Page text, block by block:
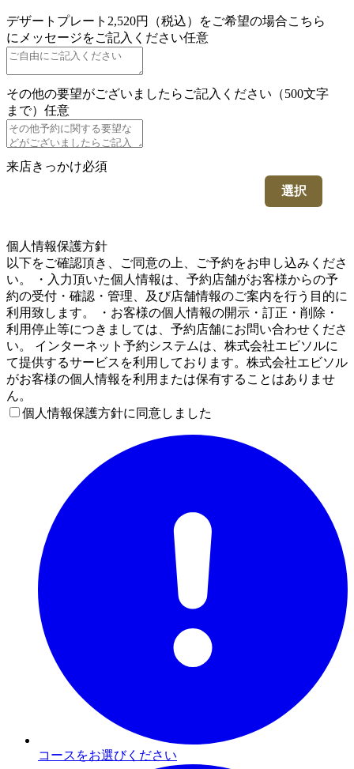
デザートプレート2,520円（税込）をご希望の場合こちら
にメッセージをご記入ください任意
その他の要望がございましたらご記入ください（500文字
まで） 任意
来店きっかけ必須
選択
個人情報保護方針
以下をご確認頂き、ご同意の上、ご予約をお申し込みくださ
い。 ・入力頂いた個人情報は、予約店舗がお客様からの予
約の受付・確認・管理、及び店舗情報のご案内を行う目的に
利用致します。 ・お客様の個人情報の開示・訂正・削除・
利用停止等につきましては、予約店舗にお問い合わせくださ
い。 インターネット予約システムは、株式会社エビソルに
て提供するサービスを利用しております。株式会社エビソル
がお客様の個人情報を利用または保有することはありませ
ん。
個人情報保護方針に同意しました
コースをお選びください